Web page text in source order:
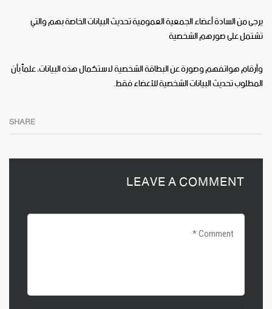
يرجى من السادة أعضاء الجمعية العمومية تحديث البيانات الخاصة بهم والتي
تشتمل على صورهم الشخصية
وأرقام هواتفهم وصورة عن البطاقة الشخصية لاستكمال هذه البيانات، علماً بأن
المطلوب تحديث البيانات الشخصية للأعضاء فقط.
SHARE
LEAVE A COMMENT